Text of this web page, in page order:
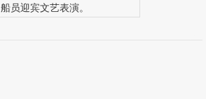
船员迎宾文艺表演。